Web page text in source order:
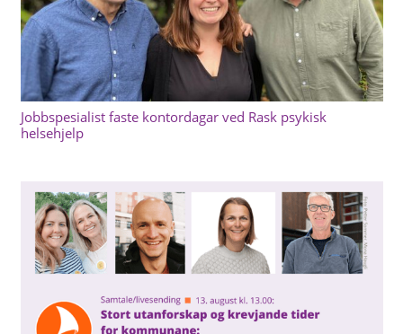
Jobbspesialist faste kontordagar ved Rask psykisk
helsehjelp